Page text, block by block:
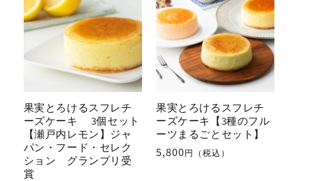
果実とろけるスフレチ
ーズケーキ 3個セット
【瀬戸内レモン】ジャ
パン・フード・セレク
ション グランプリ受
賞
果実とろけるスフレチ
ーズケーキ【3種のフル
ーツまるごとセット】
通
5,800円（税込）